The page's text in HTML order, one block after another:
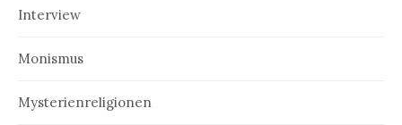
Interview
Monismus
Mysterienreligionen